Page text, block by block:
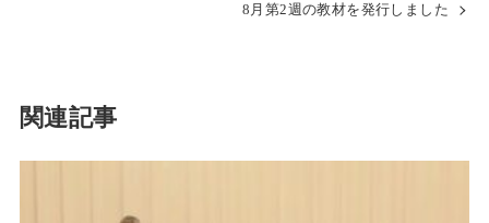
8月第2週の教材を発行しました
関連記事